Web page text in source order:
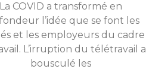
La COVID a transformé en
l’idée que se font les
et les employeurs du cadre
L’irruption du télétravail a
bousculé les